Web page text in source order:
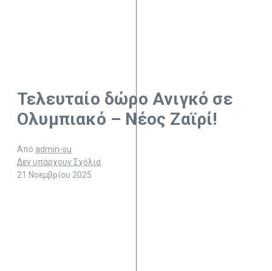
Τελευταίο δώρο Ανιγκό σε
Ολυμπιακό – Νέος Ζαϊρί!
Από admin-su
Δεν υπάρχουν Σχόλια
21 Νοεμβρίου 2025